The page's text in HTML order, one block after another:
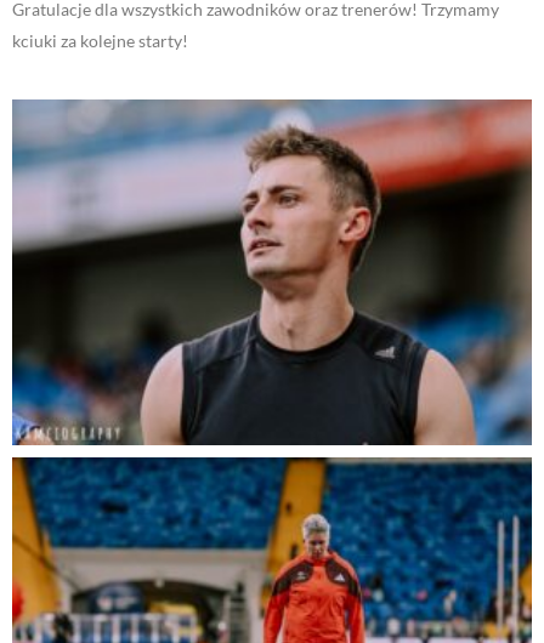
Gratulacje dla wszystkich zawodników oraz trenerów! Trzymamy
kciuki za kolejne starty!